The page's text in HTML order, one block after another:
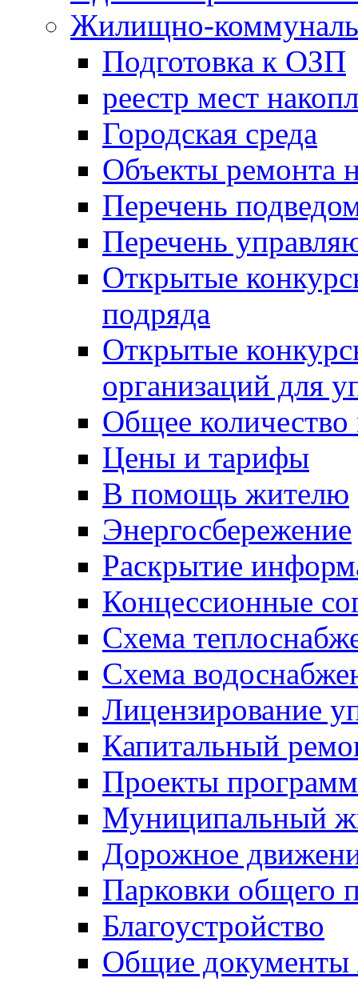
Жилищно-
Подготовка к ОЗП
реестр мест
Городская среда
Объекты ремонта
Перечень
Перечень
Открытые
подряда
Открытые
организаций для
Общее
Цены и тарифы
В помощь жителю
Энергосбережение
Раскрытие
Концессионные
Схема
Схема
Лицензирование
Капитальный
Проекты программ
Муниципальный
Дорожное
Парковки общего
Благоустройство
Общие